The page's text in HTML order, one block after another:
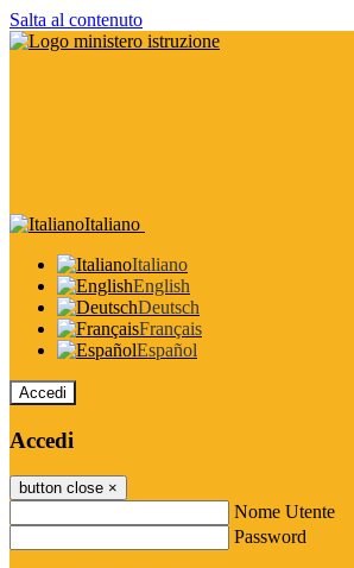
Salta al contenuto
Italiano
Italiano
English
Deutsch
Français
Español
Accedi
Accedi
button close ×
Nome Utente
Password